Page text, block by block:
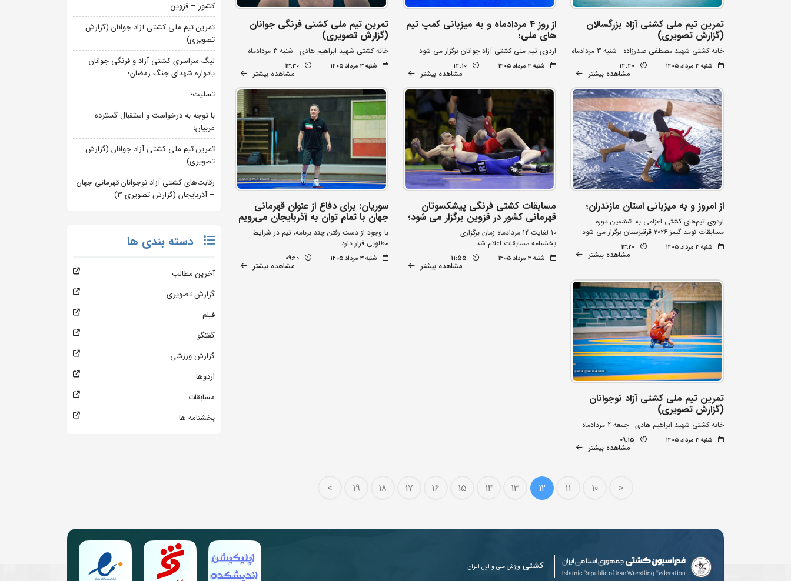
تمرین تیم ملی کشتی آزاد بزرگسالان
(گزارش تصویری)
خانه کشتی شهید مصطفی صدرزاده - شنبه 3 مردادماه
شنبه ۳ مرداد ۱۴۰۵ 14:40
مشاهده بیشتر
از روز 4 مردادماه و به میزبانی کمپ تیم
های ملی؛
اردوی تیم ملی کشتی آزاد جوانان برگزار می شود
شنبه ۳ مرداد ۱۴۰۵ 14:10
مشاهده بیشتر
تمرین تیم ملی کشتی فرنگی جوانان
(گزارش تصویری)
خانه کشتی شهید ابراهیم هادی - شنبه 3 مردادماه
شنبه ۳ مرداد ۱۴۰۵ 13:30
مشاهده بیشتر
از امروز و به میزبانی استان مازندران؛
اردوی تیم‌های کشتی اعزامی به ششمین دوره
مسابقات نومد گیمز ۲۰۲۶ قرقیزستان برگزار می شود
شنبه ۳ مرداد ۱۴۰۵ 13:20
مشاهده بیشتر
مسابقات کشتی فرنگی پیشکسوتان
قهرمانی کشور در قزوین برگزار می شود؛
10 لغایت 12 مردادماه زمان برگزاری
بخشنامه مسابقات اعلام شد
شنبه ۳ مرداد ۱۴۰۵ 11:55
مشاهده بیشتر
سوریان: برای دفاع از عنوان قهرمانی
جهان با تمام توان به آذربایجان می‌رویم
با وجود از دست رفتن چند برنامه، تیم در شرایط
مطلوبی قرار دارد
شنبه ۳ مرداد ۱۴۰۵ 09:20
مشاهده بیشتر
تمرین تیم ملی کشتی آزاد نوجوانان
(گزارش تصویری)
خانه کشتی شهید ابراهیم هادی - جمعه 2 مردادماه
شنبه ۳ مرداد ۱۴۰۵ 09:15
مشاهده بیشتر
<
10
11
12
13
14
15
16
17
18
19
>
کشور – قزوین
تمرین تیم ملی کشتی آزاد جوانان (گزارش
تصویری)
لیگ سراسری کشتی آزاد و فرنگی جوانان
یادواره شهدای جنگ رمضان؛
تسلیت؛
با توجه به درخواست و استقبال گسترده
مربیان؛
تمرین تیم ملی کشتی آزاد جوانان (گزارش
تصویری)
رقابت‌های کشتی آزاد نوجوانان قهرمانی جهان
– آذربایجان (گزارش تصویری 3)
دسته بندی ها
آخرین مطالب
گزارش تصویری
فیلم
گفتگو
گزارش ورزشی
اردوها
مسابقات
بخشنامه ها
کشتی ورزش ملی و اول ایران